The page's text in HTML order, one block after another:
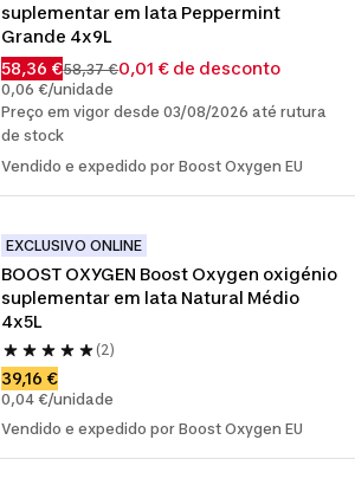
suplementar em lata Peppermint
Grande 4x9L
58,36 €58,37 €0,01 € de desconto
0,06 €/unidade
Preço em vigor desde 03/08/2026 até rutura
de stock
Vendido e expedido por Boost Oxygen EU
EXCLUSIVO ONLINE
BOOST OXYGEN Boost Oxygen oxigénio
suplementar em lata Natural Médio
4x5L
(2)
39,16 €
0,04 €/unidade
Vendido e expedido por Boost Oxygen EU